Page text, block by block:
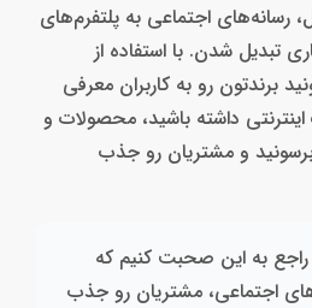
رسانه‌های اجتماعی به پلتفرم‌های
تبدیل شدن. با استفاده از
برندتون رو به کاربران معرفی
اینترنتی داشته باشید، محصولات و
و مشتریان رو جذب
راجع به این صحبت کنیم که
اجتماعی، مشتریان رو جذب